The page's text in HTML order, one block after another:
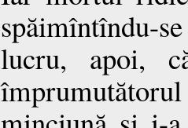
lucru, apoi,